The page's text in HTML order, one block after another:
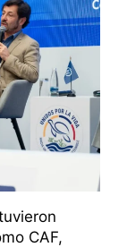
CAF,